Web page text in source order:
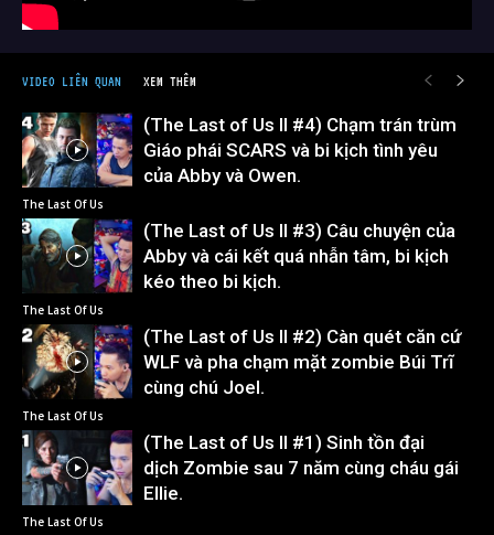
VIDEO LIÊN QUAN XEM THÊM
The Last Of Us
(The Last of Us II #4) Chạm trán trùm
Giáo phái SCARS và bi kịch tình yêu
của Abby và Owen.
The Last Of Us
(The Last of Us II #3) Câu chuyện của
Abby và cái kết quá nhẫn tâm, bi kịch
kéo theo bi kịch.
The Last Of Us
(The Last of Us II #2) Càn quét căn cứ
WLF và pha chạm mặt zombie Búi Trĩ
cùng chú Joel.
The Last Of Us
(The Last of Us II #1) Sinh tồn đại
dịch Zombie sau 7 năm cùng cháu gái
Ellie.